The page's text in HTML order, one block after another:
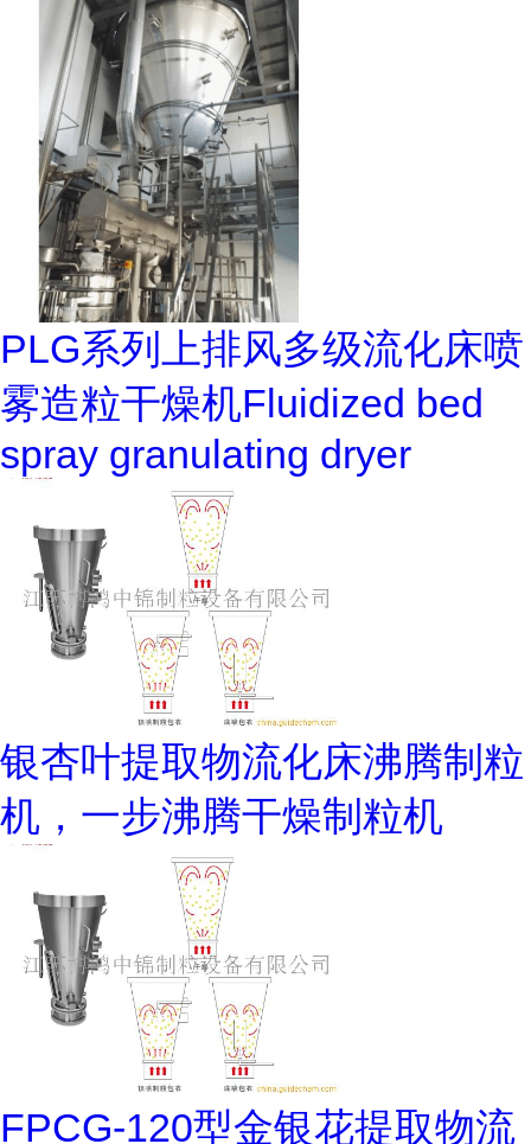
PLG系列上排风多级流化床喷
雾造粒干燥机Fluidized bed
spray granulating dryer
银杏叶提取物流化床沸腾制粒
机，一步沸腾干燥制粒机
FPCG-120型金银花提取物流